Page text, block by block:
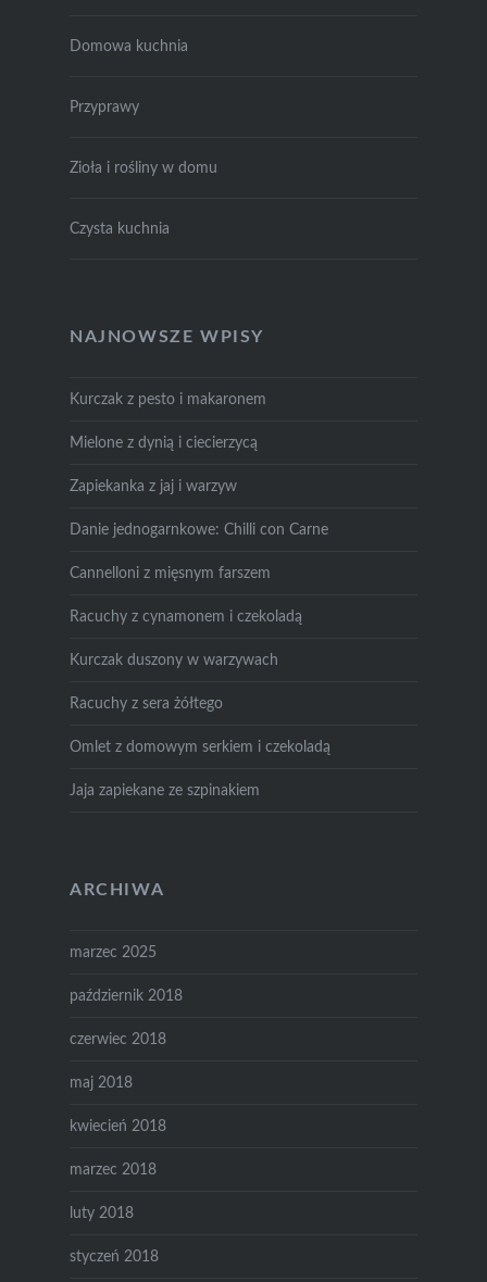
Domowa kuchnia
Przyprawy
Zioła i rośliny w domu
Czysta kuchnia
NAJNOWSZE WPISY
Kurczak z pesto i makaronem
Mielone z dynią i ciecierzycą
Zapiekanka z jaj i warzyw
Danie jednogarnkowe: Chilli con Carne
Cannelloni z mięsnym farszem
Racuchy z cynamonem i czekoladą
Kurczak duszony w warzywach
Racuchy z sera żółtego
Omlet z domowym serkiem i czekoladą
Jaja zapiekane ze szpinakiem
ARCHIWA
marzec 2025
październik 2018
czerwiec 2018
maj 2018
kwiecień 2018
marzec 2018
luty 2018
styczeń 2018